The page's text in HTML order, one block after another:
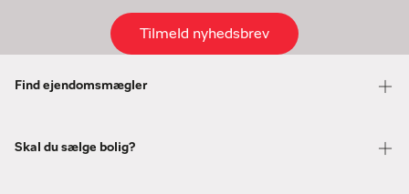
Tilmeld nyhedsbrev
Find ejendomsmægler
Skal du sælge bolig?